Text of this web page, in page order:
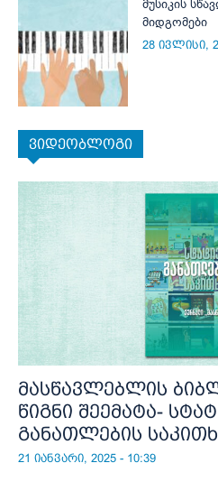
მუსიკის
მიდგომები
28 ივლისი,
ვიდეობლოგი
მასწავლებლის
წიგნი შეემატა-
განათლების
21 იანვარი, 2025 - 10:39